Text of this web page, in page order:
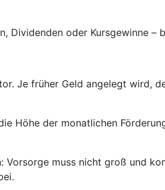
Dividenden oder Kursgewinne
Je früher Geld angelegt wird,
Höhe der monatlichen
Vorsorge muss nicht groß und